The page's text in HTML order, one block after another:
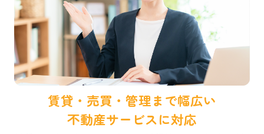
賃貸・売買・管理まで幅広い
不動産サービスに対応